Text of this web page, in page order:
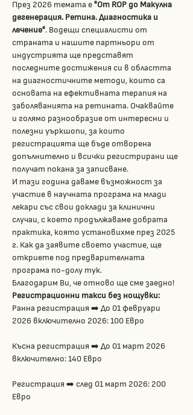
През 2026 темата е "От ROP до Макулна
дегенерация. Ретина. Диагностика и
лечение". Водещи специалисти от
страната и нашите партньори от
индустрията ще представят
последните достижения си в областта
на диагностичните методи, които са
основата на ефективната терапия на
заболяванията на ретината. Очаквайте
и голямо разнообразие от интересни и
полезни уъркшопи, за които
регистрацията ще бъде отворена
допълнително и всички регистрирани ще
получат покана за записване.
И тази година даваме възможност за
участие в научната програма на млади
лекари със свои доклади за клинични
случаи, с което продължаваме добрата
практика, която установихме през 2025
г. Как да заявите своето участие, ще
откриете под предварителната
програма по-долу тук.
Благодарим Ви, че отново ще сме заедно!
Регистрационни такси без нощувки:
Ранна регистрация ➡️ До 01 февруари
2026 включително 2026: 100 Евро
Късна регистрация ➡️ До 01 март 2026
включително: 140 Евро
Регистрация ➡️ след 01 март 2026: 200
Евро